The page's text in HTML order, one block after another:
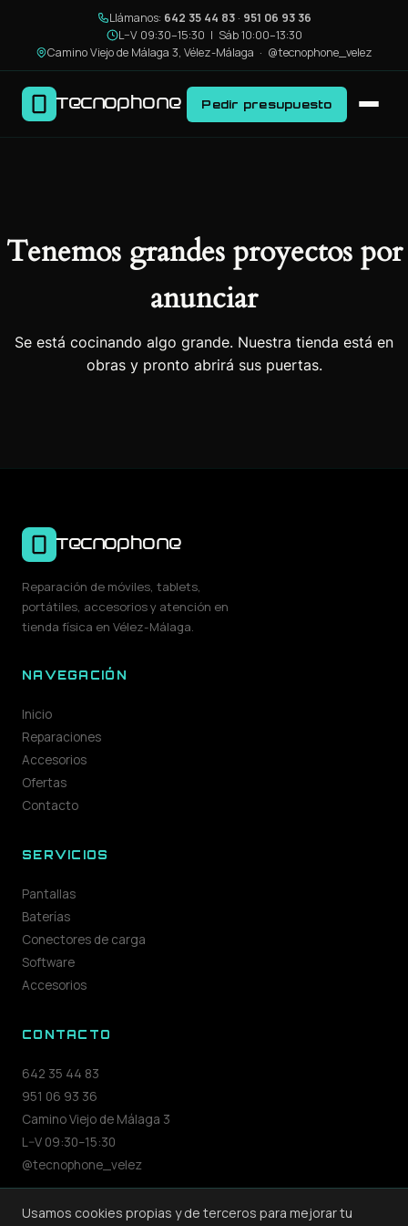
Llámanos: 642 35 44 83· 951 06 93 36
L–V 09:30–15:30 | Sáb 10:00–13:30
Camino Viejo de Málaga 3, Vélez-Málaga · @tecnophone_velez
Tecnophone Pedir presupuesto
Tenemos grandes proyectos por
anunciar
Se está cocinando algo grande. Nuestra tienda está en
obras y pronto abrirá sus puertas.
Tecnophone
Reparación de móviles, tablets,
portátiles, accesorios y atención en
tienda física en Vélez-Málaga.
NAVEGACIÓN
Inicio
Reparaciones
Accesorios
Ofertas
Contacto
SERVICIOS
Pantallas
Baterías
Conectores de carga
Software
Accesorios
CONTACTO
642 35 44 83
951 06 93 36
Camino Viejo de Málaga 3
L–V 09:30–15:30
@tecnophone_velez
Usamos cookies propias y de terceros para mejorar tu